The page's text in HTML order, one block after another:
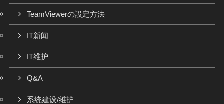
TeamViewerの設定方法
IT新闻
IT维护
Q&A
系统建设/维护